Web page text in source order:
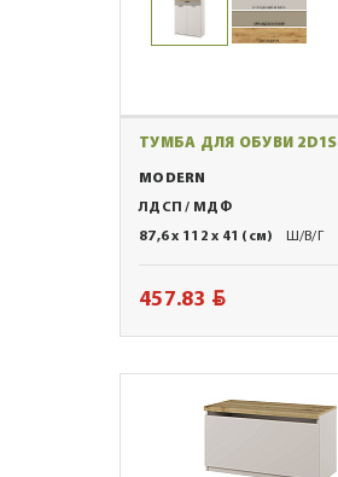
ТУМБА ДЛЯ ОБУВИ 2D1S
MODERN
ЛДСП / МДФ
87,6 x 112 x 41 (см)
Ш/В/Г
457.83 BYN